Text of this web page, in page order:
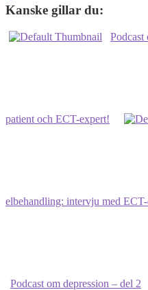
Kanske gillar du:
Podcast
patient och ECT-expert!
elbehandling: intervju med
Podcast om depression – del 2